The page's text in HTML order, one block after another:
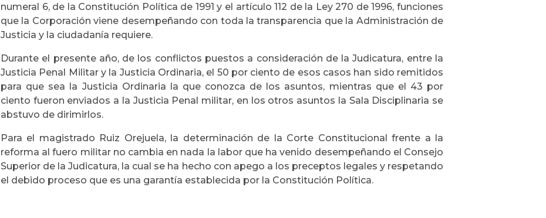
numeral 6, de la Constitución Política de 1991 y el artículo 112 de la Ley 270 de 1996, funciones
que la Corporación viene desempeñando con toda la transparencia que la Administración de
Justicia y la ciudadanía requiere.
Durante el presente año, de los conflictos puestos a consideración de la Judicatura, entre la
Justicia Penal Militar y la Justicia Ordinaria, el 50 por ciento de esos casos han sido remitidos
para que sea la Justicia Ordinaria la que conozca de los asuntos, mientras que el 43 por
ciento fueron enviados a la Justicia Penal militar, en los otros asuntos la Sala Disciplinaria se
abstuvo de dirimirlos.
Para el magistrado Ruiz Orejuela, la determinación de la Corte Constitucional frente a la
reforma al fuero militar no cambia en nada la labor que ha venido desempeñando el Consejo
Superior de la Judicatura, la cual se ha hecho con apego a los preceptos legales y respetando
el debido proceso que es una garantía establecida por la Constitución Política.